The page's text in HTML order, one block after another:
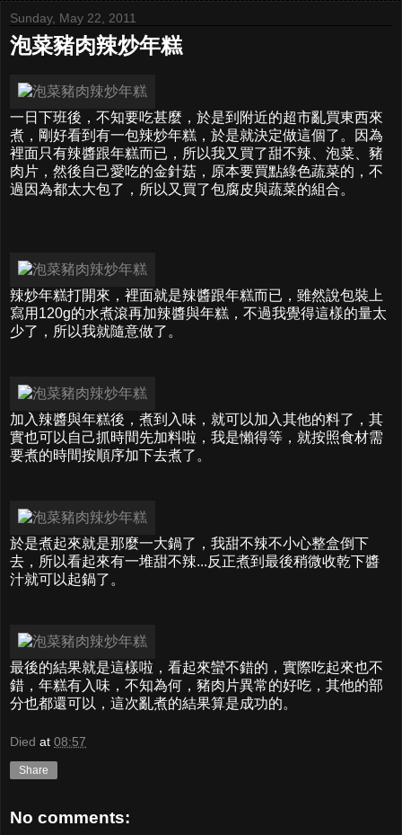
Sunday, May 22, 2011
泡菜豬肉辣炒年糕
一日下班後，不知要吃甚麼，於是到附近的超市亂買東西來
煮，剛好看到有一包辣炒年糕，於是就決定做這個了。因為
裡面只有辣醬跟年糕而已，所以我又買了甜不辣、泡菜、豬
肉片，然後自己愛吃的金針菇，原本要買點綠色蔬菜的，不
過因為都太大包了，所以又買了包腐皮與蔬菜的組合。
辣炒年糕打開來，裡面就是辣醬跟年糕而已，雖然說包裝上
寫用120g的水煮滾再加辣醬與年糕，不過我覺得這樣的量太
少了，所以我就隨意做了。
加入辣醬與年糕後，煮到入味，就可以加入其他的料了，其
實也可以自己抓時間先加料啦，我是懶得等，就按照食材需
要煮的時間按順序加下去煮了。
於是煮起來就是那麼一大鍋了，我甜不辣不小心整盒倒下
去，所以看起來有一堆甜不辣...反正煮到最後稍微收乾下醬
汁就可以起鍋了。
最後的結果就是這樣啦，看起來蠻不錯的，實際吃起來也不
錯，年糕有入味，不知為何，豬肉片異常的好吃，其他的部
分也都還可以，這次亂煮的結果算是成功的。
Died at 08:57
Share
No comments: